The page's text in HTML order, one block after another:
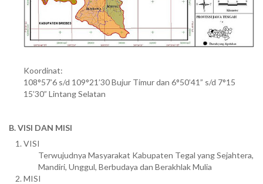
Koordinat:
108°57’6 s/d 109°21’30 Bujur Timur dan 6°50’41” s/d 7°15
15’30” Lintang Selatan
B. VISI DAN MISI
VISI
Terwujudnya Masyarakat Kabupaten Tegal yang Sejahtera,
Mandiri, Unggul, Berbudaya dan Berakhlak Mulia
MISI